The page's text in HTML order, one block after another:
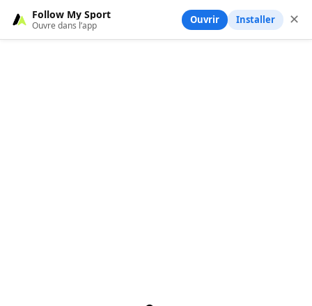
Follow My Sport
Ouvre dans l’app Ouvrir Installer ✕